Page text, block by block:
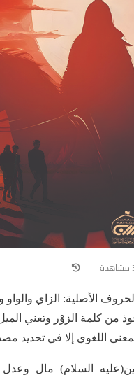
الأصلية: الزاي
اللغوي إلا في تحديد
السلام) مال